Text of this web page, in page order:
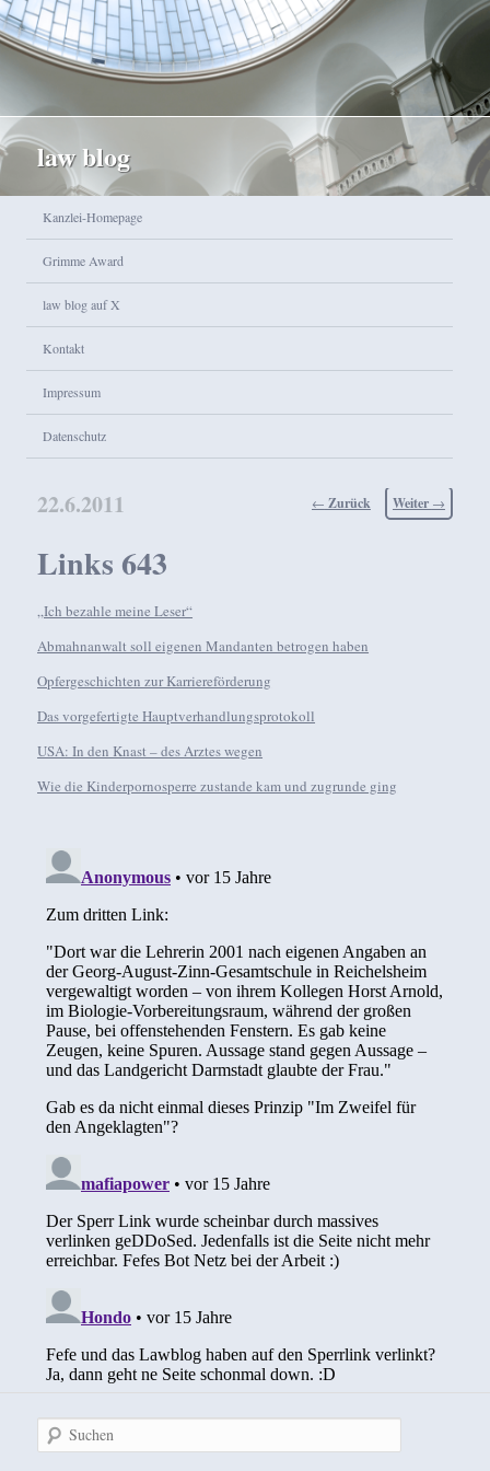
law blog
Zum Inhalt wechseln
Zum sekundären Inhalt wechseln
Kanzlei-Homepage
Grimme Award
law blog auf X
Kontakt
Impressum
Datenschutz
Beitragsnavigation
← Zurück Weiter →
Links 643
22.6.2011
„Ich bezahle meine Leser“
Abmahnanwalt soll eigenen Mandanten betrogen haben
Opfergeschichten zur Karriereförderung
Das vorgefertigte Hauptverhandlungsprotokoll
USA: In den Knast – des Arztes wegen
Wie die Kinderpornosperre zustande kam und zugrunde ging
Suchen